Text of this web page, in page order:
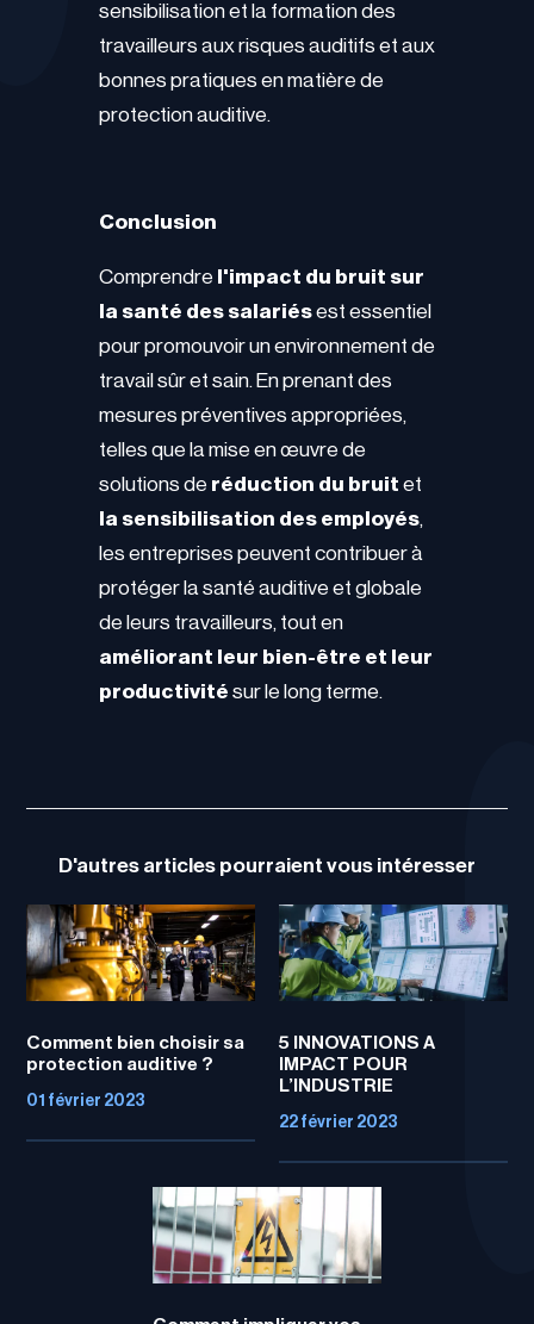
sensibilisation et la formation des
travailleurs aux risques auditifs et aux
bonnes pratiques en matière de
protection auditive.
Conclusion
Comprendre l'impact du bruit sur
la santé des salariésest essentiel
pour promouvoir un environnement de
travail sûr et sain. En prenant des
mesures préventives appropriées,
telles que la mise en œuvre de
solutions de réduction du bruit et
la sensibilisation des employés,
les entreprises peuvent contribuer à
protéger la santé auditive et globale
de leurs travailleurs, tout en
améliorant leur bien-être et leur
productivité sur le long terme.
D'autres articles pourraient vous intéresser
Comment bien choisir sa
protection auditive ?
01 février 2023
5 INNOVATIONS A
IMPACT POUR
L’INDUSTRIE
22 février 2023